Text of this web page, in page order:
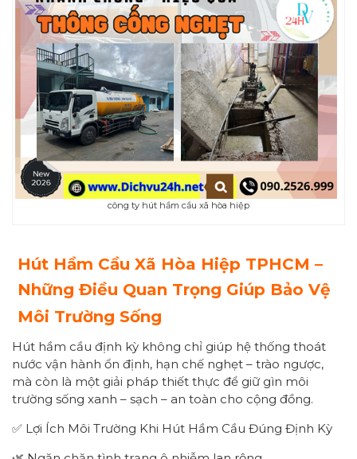
công ty hút hầm cầu xã hòa hiệp
Hút Hầm Cầu Xã Hòa Hiệp TPHCM –
Những Điều Quan Trọng Giúp Bảo Vệ
Môi Trường Sống
Hút hầm cầu định kỳ không chỉ giúp hệ thống thoát
nước vận hành ổn định, hạn chế nghẹt – trào ngược,
mà còn là một giải pháp thiết thực để giữ gìn môi
trường sống xanh – sạch – an toàn cho cộng đồng.
✅ Lợi Ích Môi Trường Khi Hút Hầm Cầu Đúng Định Kỳ